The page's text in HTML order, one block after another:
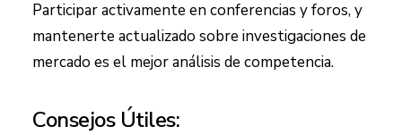
Participar activamente en conferencias y foros, y
mantenerte actualizado sobre investigaciones de
mercado es el mejor análisis de competencia.
Consejos Útiles: